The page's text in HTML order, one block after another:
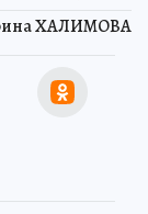
ХАЛИМОВА